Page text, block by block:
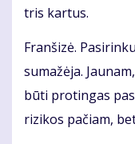
tris kartus.
Franšizė.
sumažėja.
būti protingas
rizikos pačiam,